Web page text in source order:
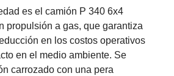
es el camión P 340 6x4
propulsión a gas, que garantiza
en los costos operativos
en el medio ambiente. Se
carrozado con una pera